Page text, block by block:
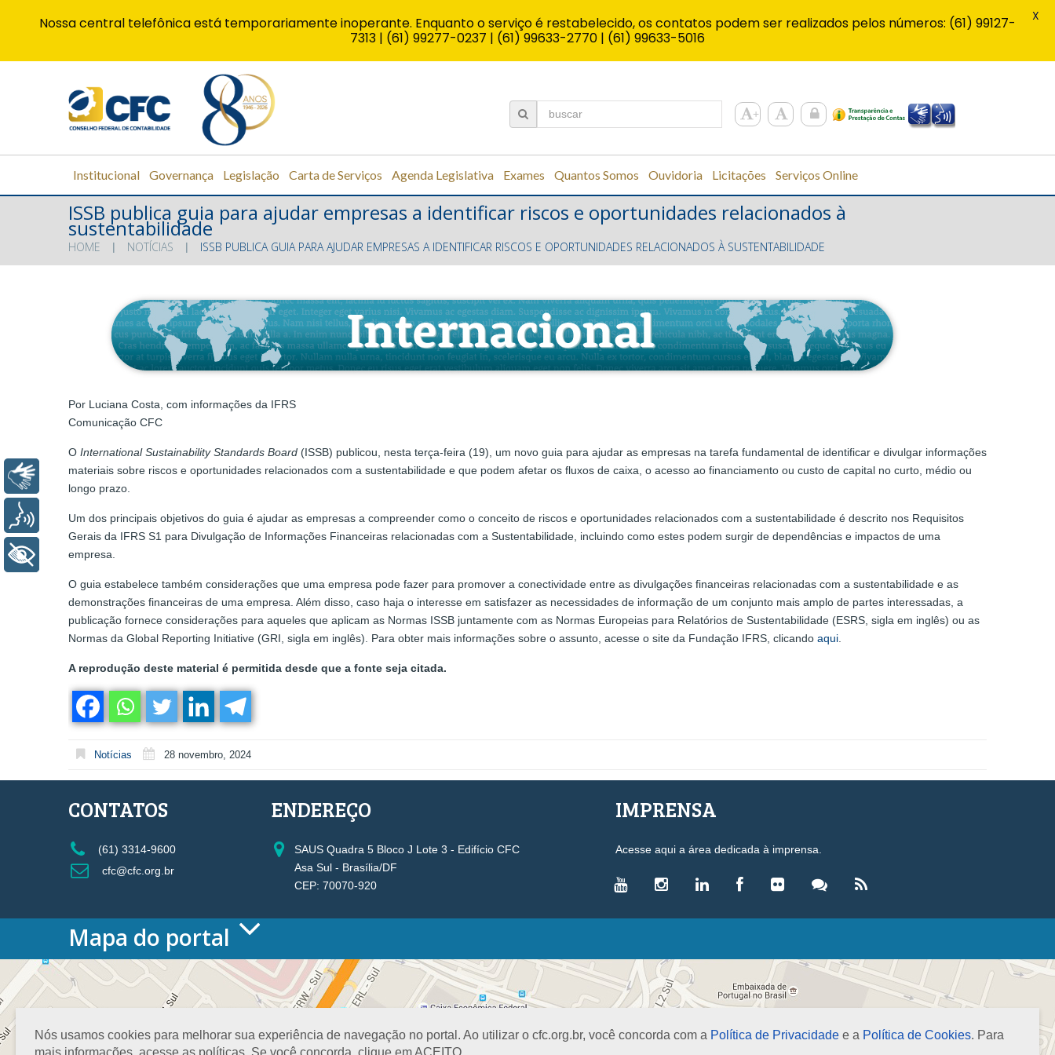
Institucional Governança Legislação Carta de Serviços Agenda Legislativa Exames Quantos Somos Ouvidoria Licitações Serviços Online
ISSB publica guia para ajudar empresas a identificar riscos e oportunidades relacionados à
sustentabilidade
HOME NOTÍCIAS ISSB PUBLICA GUIA PARA AJUDAR EMPRESAS A IDENTIFICAR RISCOS E OPORTUNIDADES RELACIONADOS À SUSTENTABILIDADE
Por Luciana Costa, com informações da IFRS
Comunicação CFC
O International Sustainability Standards Board (ISSB) publicou, nesta terça-feira (19), um novo guia para ajudar as empresas na tarefa fundamental de identificar e divulgar informações
materiais sobre riscos e oportunidades relacionados com a sustentabilidade e que podem afetar os fluxos de caixa, o acesso ao financiamento ou custo de capital no curto, médio ou
longo prazo.
Um dos principais objetivos do guia é ajudar as empresas a compreender como o conceito de riscos e oportunidades relacionados com a sustentabilidade é descrito nos Requisitos
Gerais da IFRS S1 para Divulgação de Informações Financeiras relacionadas com a Sustentabilidade, incluindo como estes podem surgir de dependências e impactos de uma
empresa.
O guia estabelece também considerações que uma empresa pode fazer para promover a conectividade entre as divulgações financeiras relacionadas com a sustentabilidade e as
demonstrações financeiras de uma empresa. Além disso, caso haja o interesse em satisfazer as necessidades de informação de um conjunto mais amplo de partes interessadas, a
publicação fornece considerações para aqueles que aplicam as Normas ISSB juntamente com as Normas Europeias para Relatórios de Sustentabilidade (ESRS, sigla em inglês) ou as
Normas da Global Reporting Initiative (GRI, sigla em inglês). Para obter mais informações sobre o assunto, acesse o site da Fundação IFRS, clicando aqui.
A reprodução deste material é permitida desde que a fonte seja citada.
Notícias 28 novembro, 2024
Nós usamos cookies para melhorar sua experiência de navegação no portal. Ao utilizar o cfc.org.br, você concorda com a Política de Privacidade e a Política de Cookies. Para
mais informações, acesse as políticas. Se você concorda, clique em ACEITO.
CONTATOS
(61) 3314-9600
cfc@cfc.org.br
ENDEREÇO
SAUS Quadra 5 Bloco J Lote 3 - Edifício CFC
Asa Sul - Brasília/DF
CEP: 70070-920
IMPRENSA
Acesse aqui a área dedicada à imprensa.
Mapa do portal
HOME
O CONSELHO
Conselho Diretor
Planejamento
VICE-PRESIDÊNCIAS
Administrativa
Controle Interno
Governança e Gestão Estratégica
LEGISLAÇÃO
Decretos-Lei
Normas Brasileiras de Contabilidade
Nossa central telefônica está temporariamente inoperante. Enquanto o serviço é restabelecido, os contatos podem ser realizados pelos números: (61) 99127-
7313 | (61) 99277-0237 | (61) 99633-2770 | (61) 99633-5016
X
Libras
Voz
+ Acessibilidade